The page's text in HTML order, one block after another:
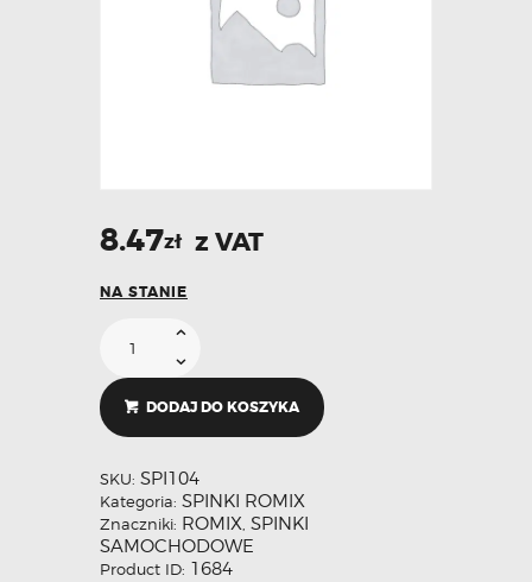
8.47zł z VAT
NA STANIE
DODAJ DO KOSZYKA
SKU: SPI104
Kategoria: SPINKI ROMIX
Znaczniki: ROMIX, SPINKI
SAMOCHODOWE
Product ID: 1684